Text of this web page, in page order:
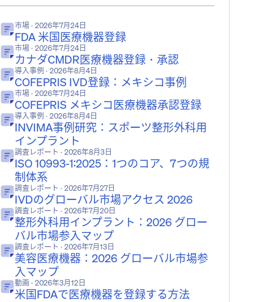
市場 · 2026年7月24日
FDA 米国医療機器登録
市場 · 2026年7月24日
カナダCMDR医療機器登録・承認
導入事例 · 2026年8月4日
COFEPRIS IVD登録：メキシコ事例
市場 · 2026年7月24日
COFEPRIS メキシコ医療機器承認登録
導入事例 · 2026年8月4日
INVIMA事例研究：スポーツ整形外科用
インプラント
調査レポート · 2026年8月3日
ISO 10993-1:2025：1つのコア、7つの規
制体系
調査レポート · 2026年7月27日
IVDのグローバル市場アクセス 2026
調査レポート · 2026年7月20日
整形外科用インプラント：2026 グロー
バル市場参入マップ
調査レポート · 2026年7月13日
美容医療機器：2026 グローバル市場参
入マップ
動画 · 2026年3月12日
米国FDAで医療機器を登録する方法